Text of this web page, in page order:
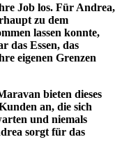
Job los. Für Andrea,
zu dem
lassen konnte,
das Essen, das
eigenen Grenzen
bieten dieses
an, die sich
und niemals
sorgt für das